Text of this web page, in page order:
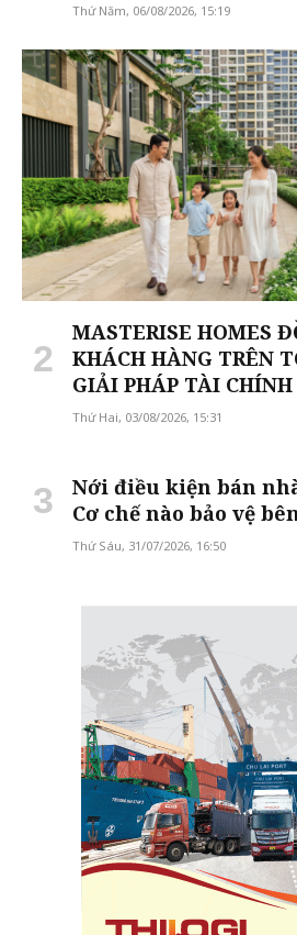
Thứ Năm, 06/08/2026, 15:19
MASTERISE HOMES
KHÁCH HÀNG TRÊN
GIẢI PHÁP TÀI
Thứ Hai, 03/08/2026, 15:31
Nới điều kiện bán
Cơ chế nào bảo vệ
Thứ Sáu, 31/07/2026, 16:50